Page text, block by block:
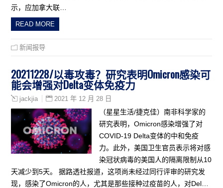
示，应加拿大联…
READ MORE
新闻报导
20211228/以毒攻毒？研究表明Omicron感染可
能会增强对Delta变体免疫力
jackjia 2021 年 12 月 28 日
（星星生活/捷克佳）南非科学家的
研究表明，Omicron感染增强了对
COVID-19 Delta变体的中和免疫
力。此外，美国卫生官员表示将对感
染冠状病毒的美国人的隔离限制从10
天减少到5天。 据路透社报道，这项尚未经过同行评审的研究发
现，感染了Omicron的人，尤其是那些接种过疫苗的人，对Del…